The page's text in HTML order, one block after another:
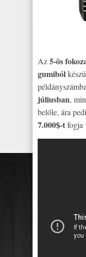
Az5-ös
gumiból
júliusban,
belőle, ára
7.000$-tfogja